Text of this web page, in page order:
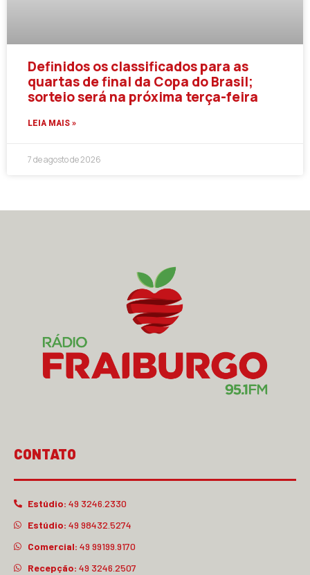
Definidos os classificados para as
quartas de final da Copa do Brasil;
sorteio será na próxima terça-feira
LEIA MAIS »
7 de agosto de 2026
CONTATO
Estúdio: 49 3246.2330
Estúdio: 49 98432.5274
Comercial: 49 99199.9170
Recepção: 49 3246.2507